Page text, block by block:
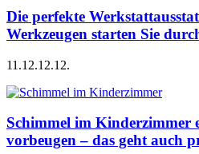
Die perfekte
Werkzeugen starten Sie
11.12.12.12.
Schimmel im Kinderzimmer
vorbeugen – das geht auch